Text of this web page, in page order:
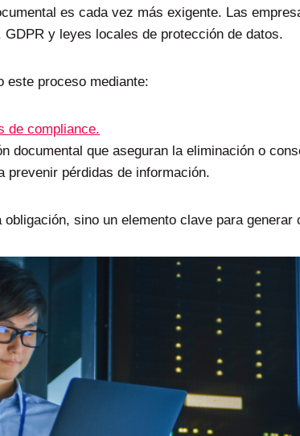
es cada vez más exigente. Las
y leyes locales de protección de datos.
este proceso mediante:
de compliance.
documental que aseguran la eliminación o
prevenir pérdidas de información.
sino un elemento clave para